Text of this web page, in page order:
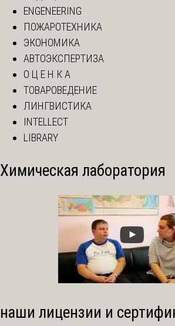
ENGENEERING
ПОЖАРОТЕХНИКА
ЭКОНОМИКА
АВТОЭКСПЕРТИЗА
О Ц Е Н К А
ТОВАРОВЕДЕНИЕ
ЛИНГВИСТИКА
INTELLECT
LIBRARY
Химическая лаборатория
наши лицензии и